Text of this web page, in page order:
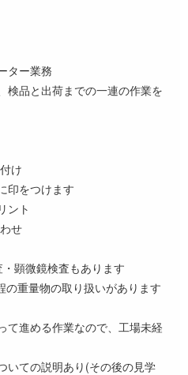
ター業務
検品と出荷までの一連の作業を
け
印をつけます
ント
せ
顕微鏡検査もあります
重量物の取り扱いがあります
進める作業なので、工場未経
ての説明あり(その後の見学